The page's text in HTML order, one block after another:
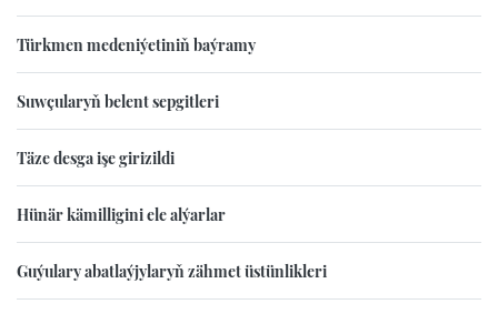
Türkmen medeniýetiniň baýramy
Suwçularyň belent sepgitleri
Täze desga işe girizildi
Hünär kämilligini ele alýarlar
Guýulary abatlaýjylaryň zähmet üstünlikleri